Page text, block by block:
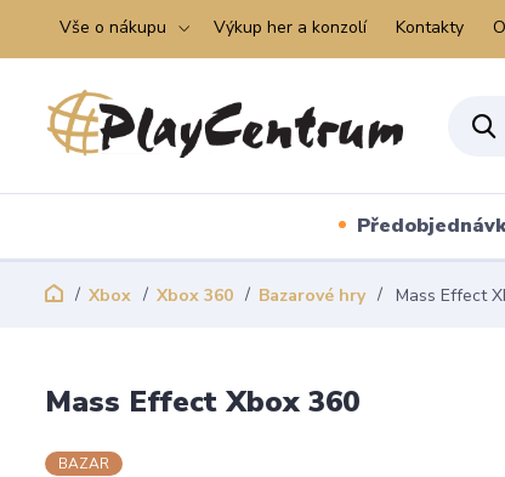
Vše o nákupu Výkup her a konzolí Kontakty
Xbox Xbox 360 Bazarové hry Mass Effect
Mass Effect Xbox 360
BAZAR